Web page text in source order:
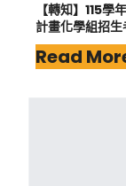
【轉知】115
計畫化學組招生
Read